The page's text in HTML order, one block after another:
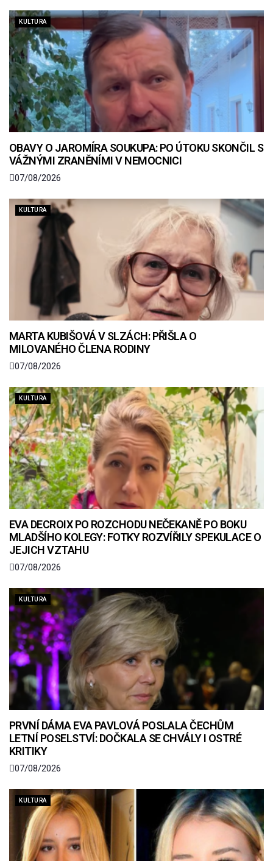
KULTURA
OBAVY O JAROMÍRA SOUKUPA: PO ÚTOKU SKONČIL S
VÁŽNÝMI ZRANĚNÍMI V NEMOCNICI
07/08/2026
KULTURA
MARTA KUBIŠOVÁ V SLZÁCH: PŘIŠLA O
MILOVANÉHO ČLENA RODINY
07/08/2026
KULTURA
EVA DECROIX PO ROZCHODU NEČEKANĚ PO BOKU
MLADŠÍHO KOLEGY: FOTKY ROZVÍŘILY SPEKULACE O
JEJICH VZTAHU
07/08/2026
KULTURA
PRVNÍ DÁMA EVA PAVLOVÁ POSLALA ČECHŮM
LETNÍ POSELSTVÍ: DOČKALA SE CHVÁLY I OSTRÉ
KRITIKY
07/08/2026
KULTURA